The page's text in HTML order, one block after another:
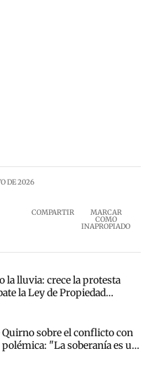
DE 2026
COMPARTIR MARCAR
COMO
INAPROPIADO
más comentarios en los
"Congreso vallado y bajo la
la lluvia: crece la protesta
la Ley de Propiedad
"Las inconsistencias de
sobre el conflicto con
"La soberanía es un